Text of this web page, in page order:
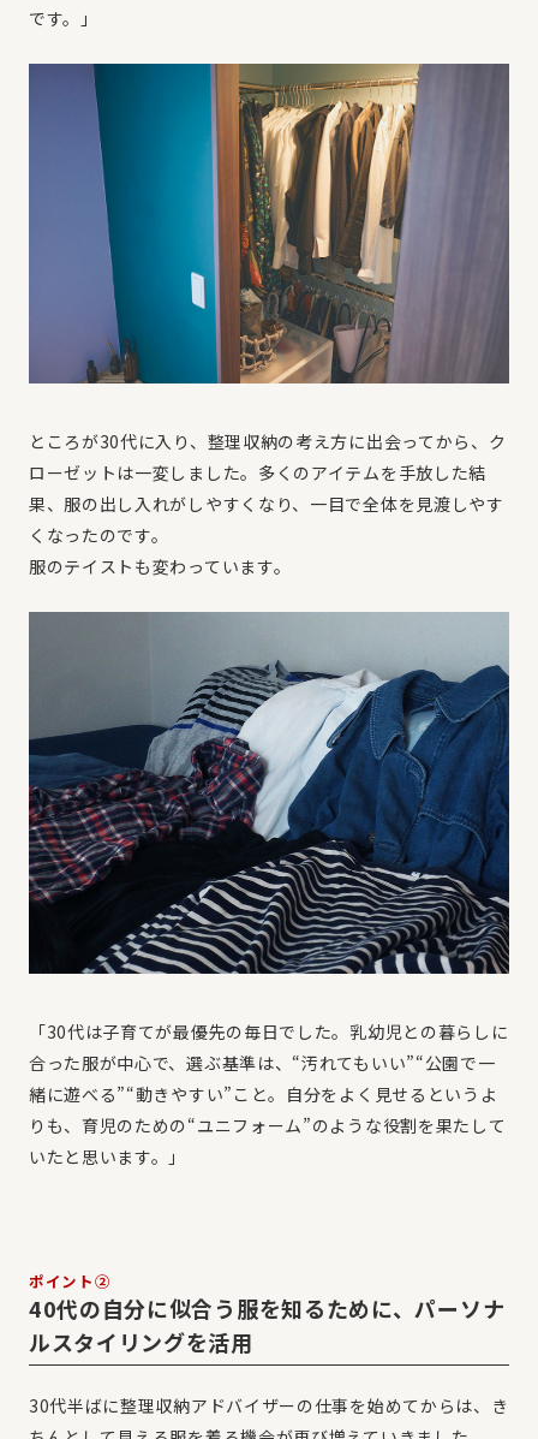
です。」
ところが30代に入り、整理収納の考え方に出会ってから、ク
ローゼットは一変しました。多くのアイテムを手放した結
果、服の出し入れがしやすくなり、一目で全体を見渡しやす
くなったのです。
服のテイストも変わっています。
「30代は子育てが最優先の毎日でした。乳幼児との暮らしに
合った服が中心で、選ぶ基準は、“汚れてもいい”“公園で一
緒に遊べる”“動きやすい”こと。自分をよく見せるというよ
りも、育児のための“ユニフォーム”のような役割を果たして
いたと思います。」
ポイント②
40代の自分に似合う服を知るために、パーソナ
ルスタイリングを活用
30代半ばに整理収納アドバイザーの仕事を始めてからは、き